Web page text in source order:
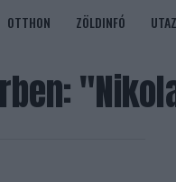
OTTHON ZÖLDINFÓ